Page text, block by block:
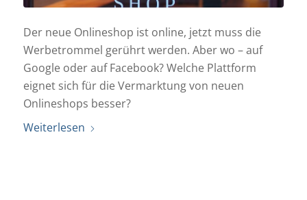
Der neue Onlineshop ist online, jetzt muss die
Werbetrommel gerührt werden. Aber wo – auf
Google oder auf Facebook? Welche Plattform
eignet sich für die Vermarktung von neuen
Onlineshops besser?
Weiterlesen